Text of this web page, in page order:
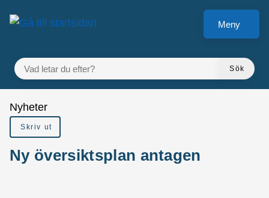
Gå till innehåll
Meny
VAD LETAR DU EFTER?
Sök
Du är här:
Nyheter
Skriv ut
Ny översiktsplan antagen